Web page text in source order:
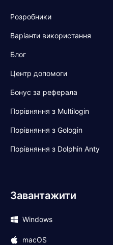
Розробники
Варіанти використання
Блог
Центр допомоги
Бонус за реферала
Порівняння з Multilogin
Порівняння з Gologin
Порівняння з Dolphin Anty
Завантажити
Windows
macOS